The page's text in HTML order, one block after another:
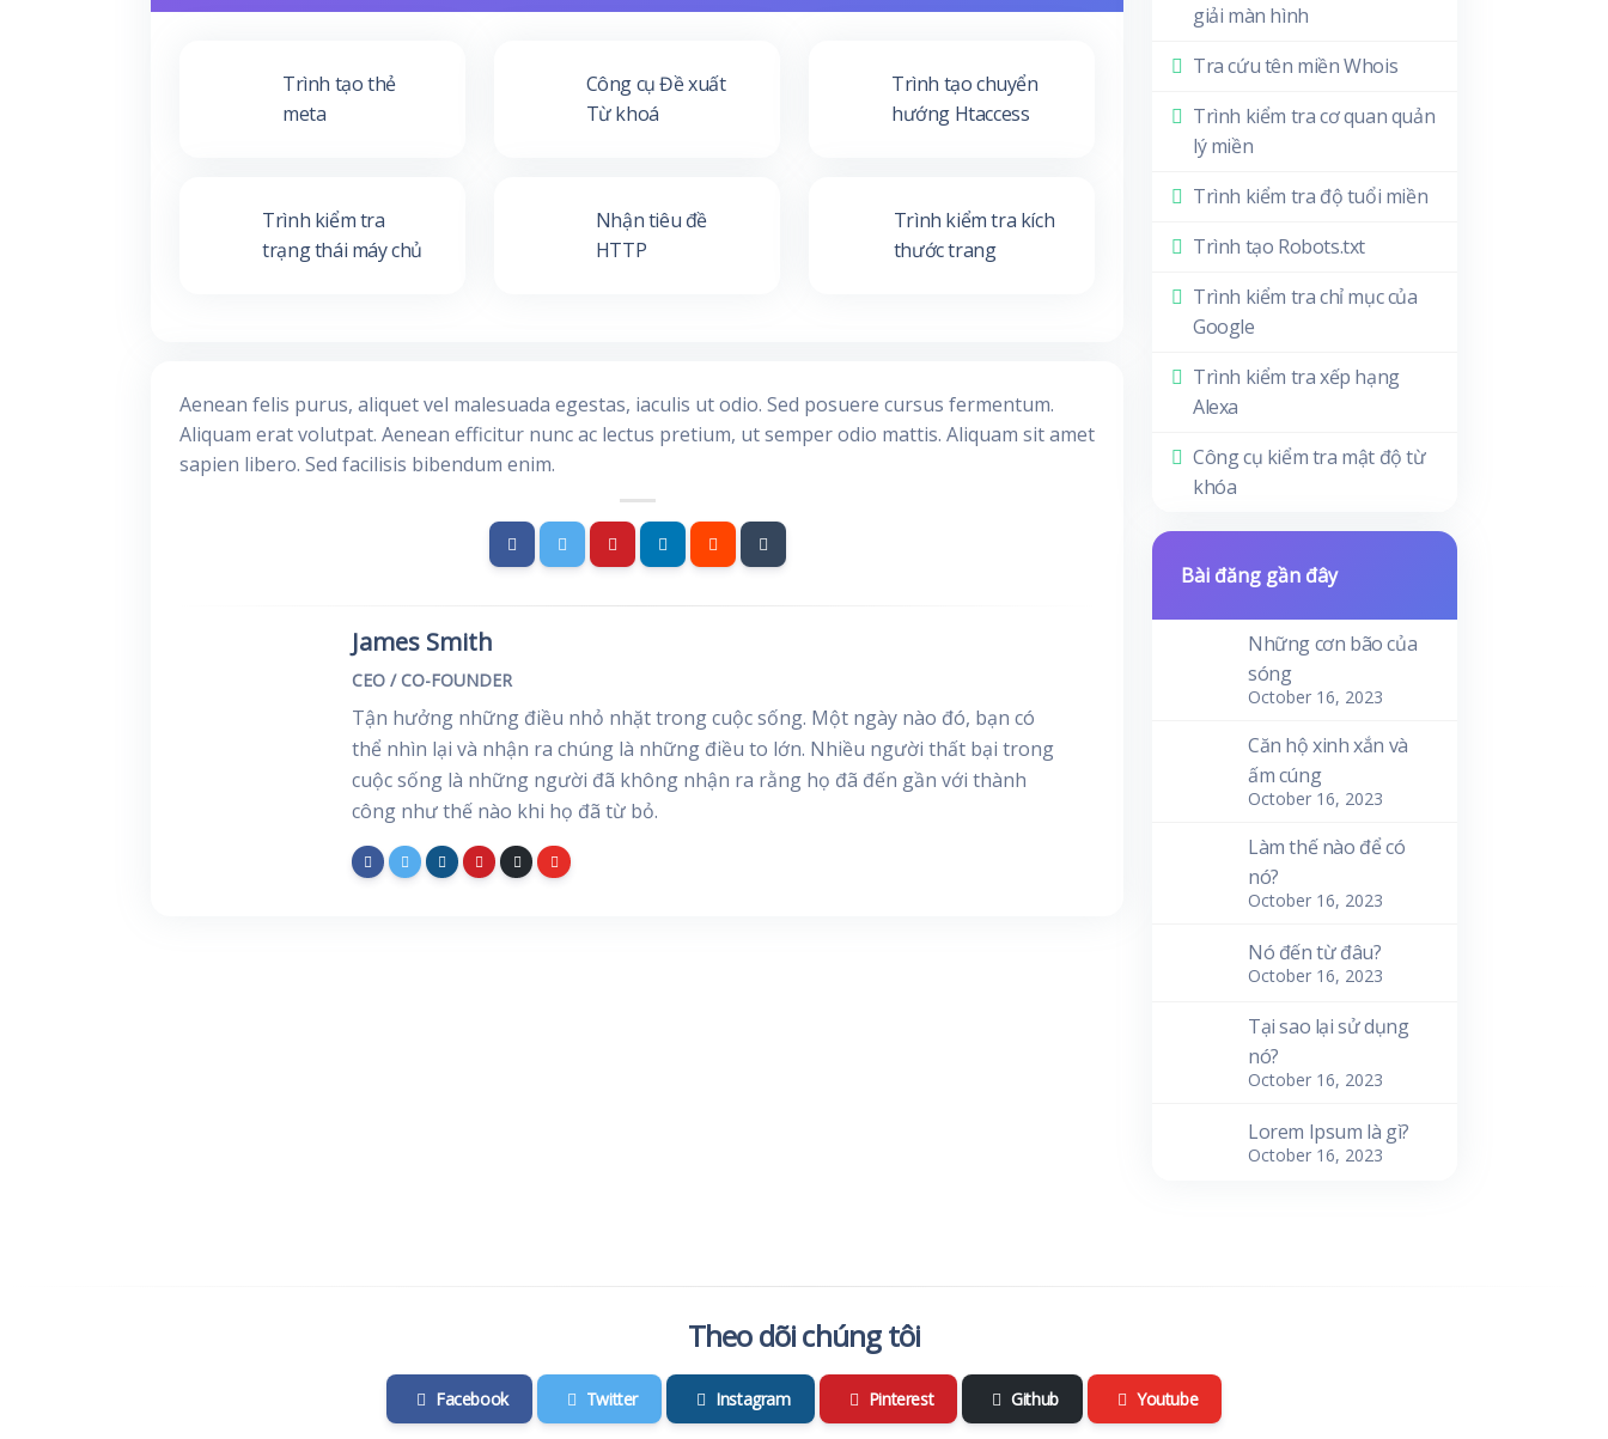
Trình tạo thẻ
meta
Công cụ Đề xuất
Từ khoá
Trình tạo chuyển
hướng Htaccess
Trình kiểm tra
trạng thái máy chủ
Nhận tiêu đề
HTTP
Trình kiểm tra kích
thước trang
Aenean felis purus, aliquet vel malesuada egestas, iaculis ut odio. Sed posuere cursus fermentum.
Aliquam erat volutpat. Aenean efficitur nunc ac lectus pretium, ut semper odio mattis. Aliquam sit amet
sapien libero. Sed facilisis bibendum enim.
James Smith
CEO / CO-FOUNDER
Tận hưởng những điều nhỏ nhặt trong cuộc sống. Một ngày nào đó, bạn có
thể nhìn lại và nhận ra chúng là những điều to lớn. Nhiều người thất bại trong
cuộc sống là những người đã không nhận ra rằng họ đã đến gần với thành
công như thế nào khi họ đã từ bỏ.
giải màn hình
Tra cứu tên miền Whois
Trình kiểm tra cơ quan quản
lý miền
Trình kiểm tra độ tuổi miền
Trình tạo Robots.txt
Trình kiểm tra chỉ mục của
Google
Trình kiểm tra xếp hạng
Alexa
Công cụ kiểm tra mật độ từ
khóa
Bài đăng gần đây
Những cơn bão của
sóng
October 16, 2023
Căn hộ xinh xắn và
ấm cúng
October 16, 2023
Làm thế nào để có
nó?
October 16, 2023
Nó đến từ đâu?
October 16, 2023
Tại sao lại sử dụng
nó?
October 16, 2023
Lorem Ipsum là gì?
October 16, 2023
Theo dõi chúng tôi
Facebook Twitter Instagram Pinterest Github Youtube